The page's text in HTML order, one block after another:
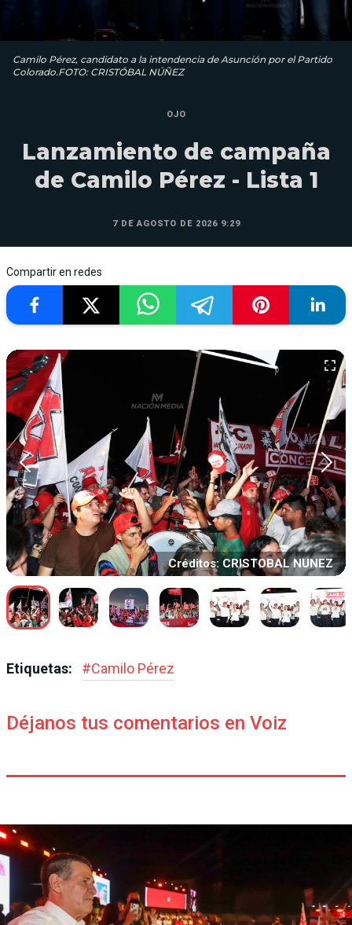
Camilo Pérez, candidato a la intendencia de Asunción por el Partido
Colorado.FOTO: CRISTÓBAL NÚÑEZ
OJO
Lanzamiento de campaña
de Camilo Pérez - Lista 1
7 DE AGOSTO DE 2026 9:29
Compartir en redes
Créditos: CRISTOBAL NUNEZ
Etiquetas: #Camilo Pérez
Déjanos tus comentarios en Voiz